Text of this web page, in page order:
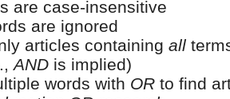
are case-insensitive
are ignored
articles containing all
AND is implied)
words with OR to find